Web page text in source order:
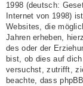
1998 (deutsch:
Internet von 1998)
Websites, die
Jahren erheben,
des oder der
bist, ob dies auf
versuchst, zutrifft,
beachte, dass